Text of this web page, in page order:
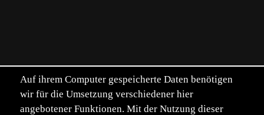
Auf ihrem Computer gespeicherte Daten benötigen
wir für die Umsetzung verschiedener hier
angebotener Funktionen. Mit der Nutzung dieser